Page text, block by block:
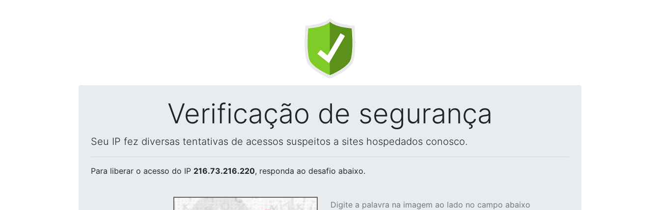
Verificação de segurança
Seu IP fez diversas tentativas de acessos suspeitos a sites hospedados conosco.
Para liberar o acesso do IP 216.73.216.220, responda ao desafio abaixo.
Digite a palavra na imagem ao lado no campo abaixo